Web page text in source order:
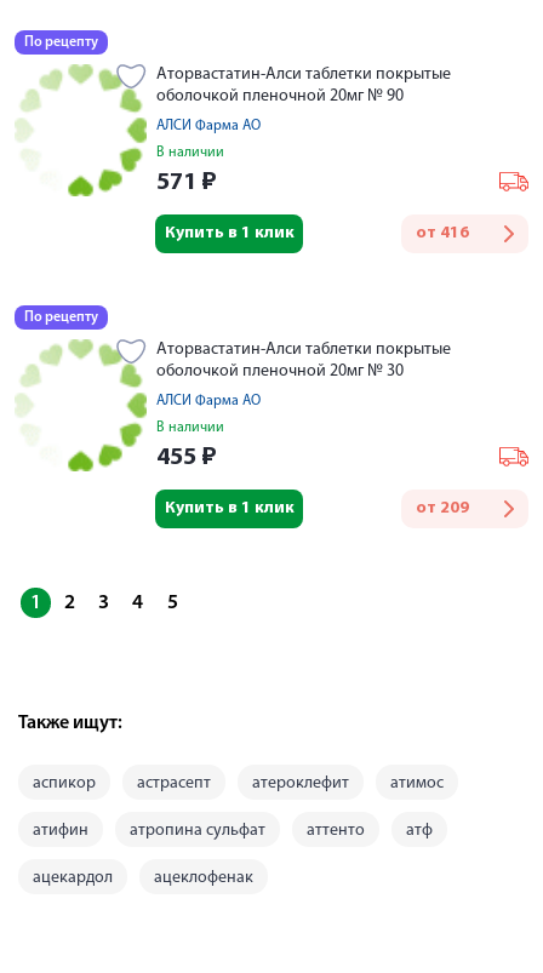
По рецепту
Аторвастатин-Алси таблетки покрытые
оболочкой пленочной 20мг № 90
АЛСИ Фарма АО
В наличии
571 ₽
от 416
Купить в 1 клик
По рецепту
Аторвастатин-Алси таблетки покрытые
оболочкой пленочной 20мг № 30
АЛСИ Фарма АО
В наличии
455 ₽
от 209
Купить в 1 клик
1 2 3 4 5
Также ищут:
аспикор астрасепт атероклефит атимос
атифин атропина сульфат аттенто атф
ацекардол ацеклофенак